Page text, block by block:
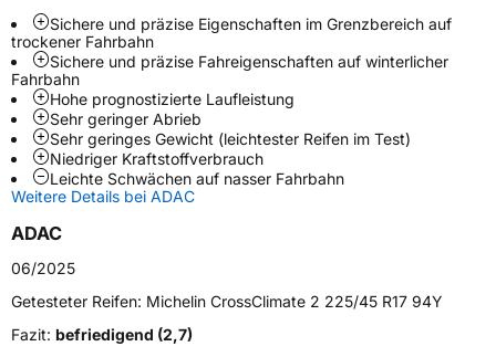
Weitere Eigenschaften
SchlauchtypTL
Zustand Neureifen
M+SJa
EU Label
Effizienz
Sichere und präzise Eigenschaften im Grenzbereich auf
trockener Fahrbahn
Sichere und präzise Fahreigenschaften auf winterlicher
Fahrbahn
Hohe prognostizierte Laufleistung
Sehr geringer Abrieb
Sehr geringes Gewicht (leichtester Reifen im Test)
Niedriger Kraftstoffverbrauch
Leichte Schwächen auf nasser Fahrbahn
Weitere Details bei ADAC
ADAC
06/2025
Getesteter Reifen: Michelin CrossClimate 2 225/45 R17 94Y
Fazit: befriedigend (2,7)